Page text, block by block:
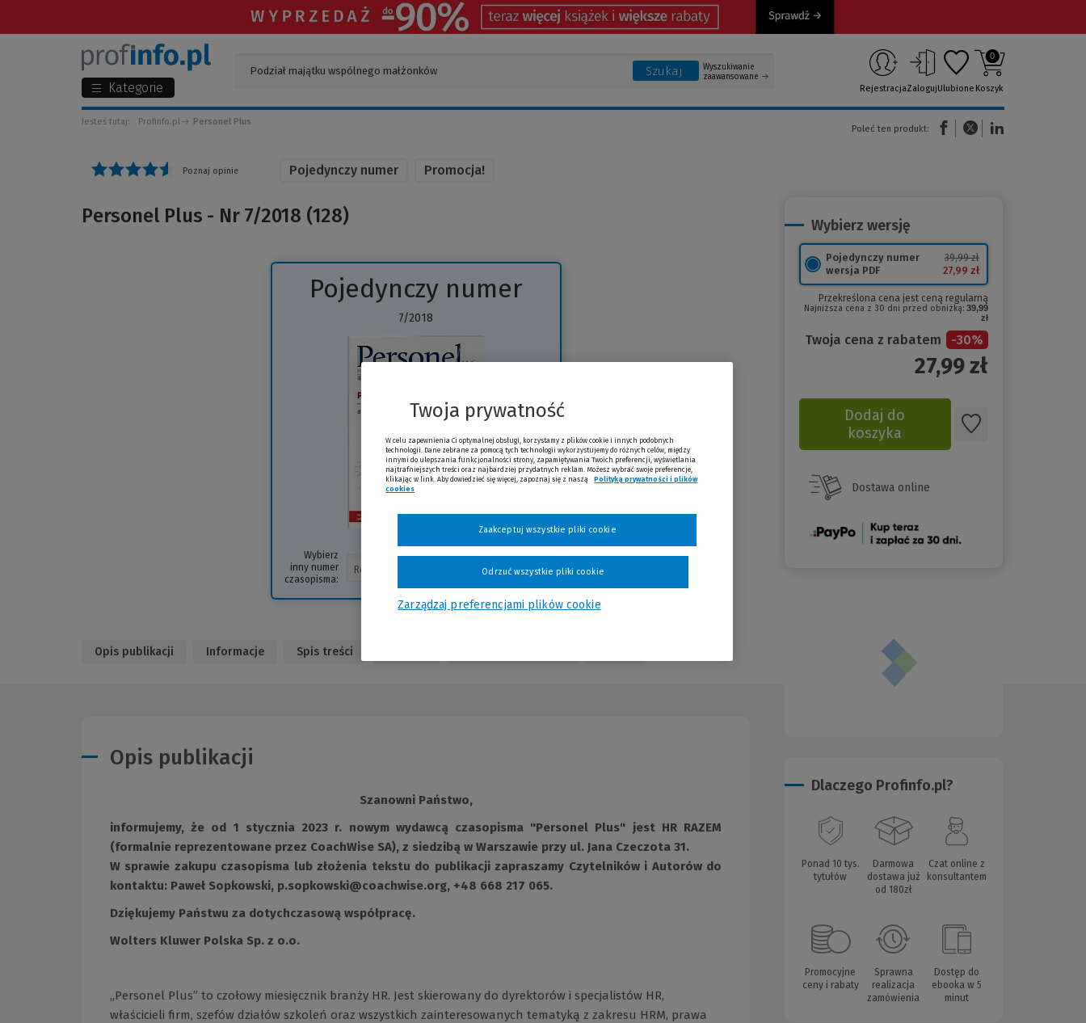
Kategorie
Szukaj
Wyszukiwanie
zaawansowane
RejestracjaZalogujUlubione
0
Koszyk
Jesteś tutaj: Profinfo.pl Personel Plus
Poleć ten produkt:
(Nowe okno)(Link do innej strony)
Poznaj opinie Pojedynczy numer Promocja!
Personel Plus - Nr 7/2018 (128)
Pojedynczy numer
7/2018
Wybierz
inny numer
czasopisma:
Opis publikacji Informacje Spis treści
Opis publikacji
Szanowni Państwo,
informujemy, że od 1 stycznia 2023 r. nowym wydawcą czasopisma "Personel Plus" jest HR RAZEM
(formalnie reprezentowane przez CoachWise SA), z siedzibą w Warszawie przy ul. Jana Czeczota 31.
W sprawie zakupu czasopisma lub złożenia tekstu do publikacji zapraszamy Czytelników i Autorów do
kontaktu: Paweł Sopkowski, p.sopkowski@coachwise.org, +48 668 217 065.
Dziękujemy Państwu za dotychczasową współpracę.
Wolters Kluwer Polska Sp. z o.o.
„Personel Plus” to czołowy miesięcznik branży HR. Jest skierowany do dyrektorów i specjalistów HR,
właścicieli firm, szefów działów szkoleń oraz wszystkich zainteresowanych tematyką z zakresu HRM, prawa
Wybierz wersję
Pojedynczy numer
wersja PDF
39,99 zł
27,99 zł
Przekreślona cena jest ceną regularną
Najniższa cena z 30 dni przed obniżką: 39,99
zł
Twoja cena z rabatem -30%
27,99zł
Dodaj do
koszyka
Dostawa online
(Nowe
Dlaczego Profinfo.pl?
Ponad 10 tys.
tytułów
Darmowa
dostawa już
od 180zł
Czat online z
konsultantem
Promocyjne
ceny i rabaty
Sprawna
realizacja
zamówienia
Dostęp do
ebooka w 5
minut
Twoja prywatność
W celu zapewnienia Ci optymalnej obsługi, korzystamy z plików cookie i innych podobnych
technologii. Dane zebrane za pomocą tych technologii wykorzystujemy do różnych celów, między
innymi do ulepszania funkcjonalności strony, zapamiętywania Twoich preferencji, wyświetlania
najtrafniejszych treści oraz najbardziej przydatnych reklam. Możesz wybrać swoje preferencje,
klikając w link. Aby dowiedzieć się więcej, zapoznaj się z naszą
Polityką prywatności i plików
cookies
Zarządzaj preferencjami plików cookie
Odrzuć wszystkie pliki cookie
Zaakceptuj wszystkie pliki cookie